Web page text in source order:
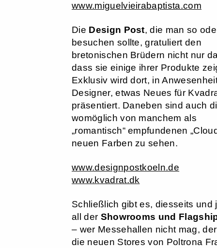
www.miguelvieirabaptista.com
Die Design Post, die man so
besuchen sollte, gratuliert den
bretonischen Brüdern nicht nur
dass sie einige ihrer Produkte
Exklusiv wird dort, in
Designer, etwas Neues für
präsentiert. Daneben sind auch
womöglich von manchem als
„romantisch“ empfundenen
neuen Farben zu sehen.
www.designpostkoeln.de
www.kvadrat.dk
Schließlich gibt es, diesseits und
all der Showrooms und
– wer Messehallen nicht mag,
die neuen Stores von Poltrona